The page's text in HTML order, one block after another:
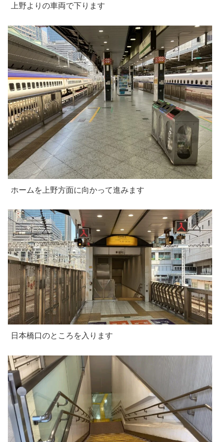
上野よりの車両で下ります
ホームを上野方面に向かって進みます
日本橋口のところを入ります